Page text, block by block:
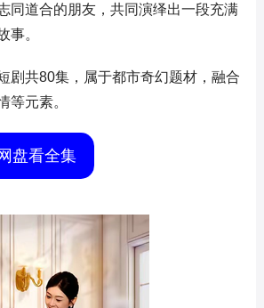
同道合的朋友，共同演绎出一段充满
事。
剧共80集，属于都市奇幻题材，融合
等元素。
盘看全集